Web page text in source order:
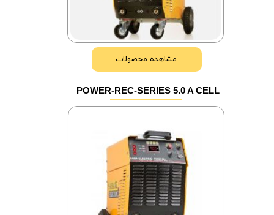
مشاهده محصولات
POWER-REC-SERIES 5.0 A CELL